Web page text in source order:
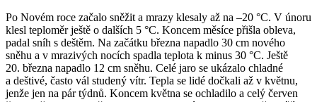
Po Novém roce začalo sněžit a mrazy klesaly až na –20 °C. V únoru
klesl teploměr ještě o dalších 5 °C. Koncem měsíce přišla obleva,
padal sníh s deštěm. Na začátku března napadlo 30 cm nového
sněhu a v mrazivých nocích spadla teplota k minus 30 °C. Ještě
20. března napadlo 12 cm sněhu. Celé jaro se ukázalo chladné
a deštivé, často vál studený vítr. Tepla se lidé dočkali až v květnu,
jenže jen na pár týdnů. Koncem května se ochladilo a celý červen